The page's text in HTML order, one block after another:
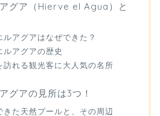
グア（Hierve el Agua）と
ルアグアはなぜできた？
ルアグアの歴史
訪れる観光客に大人気の名所
グアの見所は3つ！
きた天然プールと、その周辺